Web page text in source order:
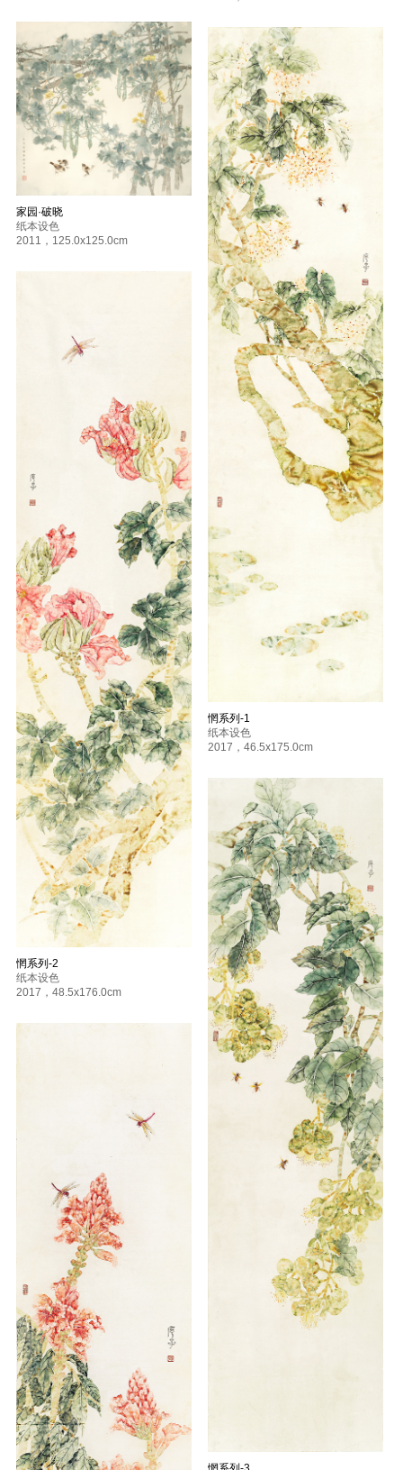
家园·破晓
纸本设色
2011 ， 125.0x125.0cm
惘系列-1
纸本设色
2017 ， 46.5x175.0cm
惘系列-2
纸本设色
2017 ， 48.5x176.0cm